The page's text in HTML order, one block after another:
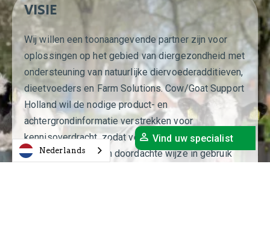
Vind uw specialist
VISIE
Wij willen een toonaangevende partner zijn voor
oplossingen op het gebied van diergezondheid met
ondersteuning van natuurlijke diervoederadditieven,
dieetvoeders en Farm Solutions. Cow/Goat Support
Holland wil de nodige product- en
achtergrondinformatie verstrekken voor
kennisoverdracht, zodat veehouders op hun beurt
de producten op een doordachte wijze in gebruik
Nederlands